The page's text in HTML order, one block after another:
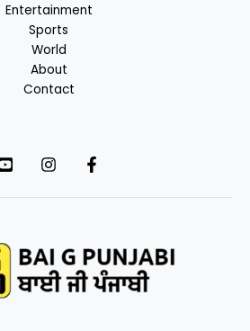
Entertainment
Sports
World
About
Contact